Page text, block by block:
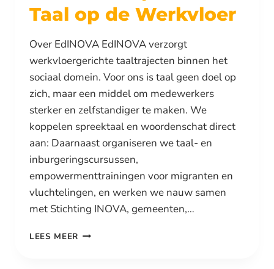
Taal op de Werkvloer
Over EdINOVA EdINOVA verzorgt
werkvloergerichte taaltrajecten binnen het
sociaal domein. Voor ons is taal geen doel op
zich, maar een middel om medewerkers
sterker en zelfstandiger te maken. We
koppelen spreektaal en woordenschat direct
aan: Daarnaast organiseren we taal- en
inburgeringscursussen,
empowermenttrainingen voor migranten en
vluchtelingen, en werken we nauw samen
met Stichting INOVA, gemeenten,…
LEES MEER NT2-